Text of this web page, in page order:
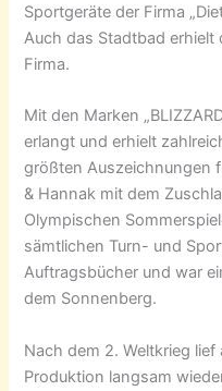
Sportgeräte der Firma
Auch das Stadtbad erhielt
Firma.
Mit den Marken
erlangt und erhielt
größten Auszeichnungen
& Hannak mit dem
Olympischen
sämtlichen Turn- und
Auftragsbücher und war
dem Sonnenberg.
Nach dem 2. Weltkrieg lief
Produktion langsam